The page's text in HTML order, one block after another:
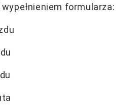
formularza: